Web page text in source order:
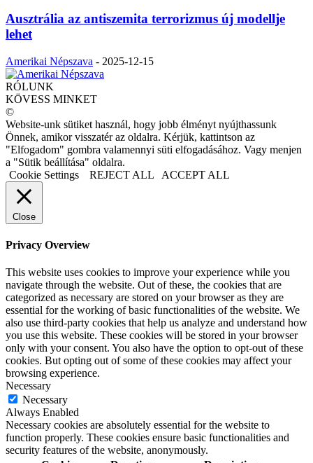
Ausztrália az antiszemita terrorizmus új modellje
lehet
Amerikai Népszava - 2025-12-15
RÓLUNK
KÖVESS MINKET
©
Website-unk sütiket használ, hogy jobb élményt nyújthassunk
Önnek, amikor visszatér az oldalra. Kérjük, kattintson az
"Elfogadom" gombra valamennyi süti elfogadásához. Vagy menjen
a "Sütik beállítása" oldalra.
Cookie Settings
REJECT ALL ACCEPT ALL
Close
Privacy Overview
This website uses cookies to improve your experience while you
navigate through the website. Out of these, the cookies that are
categorized as necessary are stored on your browser as they are
essential for the working of basic functionalities of the website. We
also use third-party cookies that help us analyze and understand how
you use this website. These cookies will be stored in your browser
only with your consent. You also have the option to opt-out of these
cookies. But opting out of some of these cookies may affect your
browsing experience.
Necessary
Necessary
Always Enabled
Necessary cookies are absolutely essential for the website to
function properly. These cookies ensure basic functionalities and
security features of the website, anonymously.